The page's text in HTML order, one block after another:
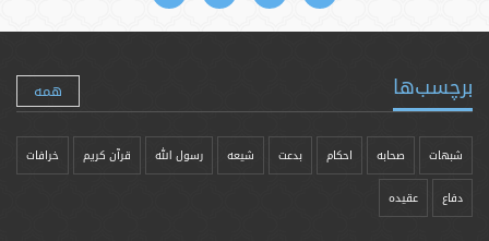
برچسب‌ها همه
شبهات صحابه احکام بدعت شیعه رسول الله قرآن کریم خرافات
دفاع عقیده